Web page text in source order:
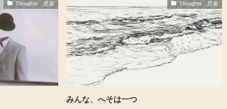
Thoughts 思索 Thoughts 思索
みんな、へそは一つ